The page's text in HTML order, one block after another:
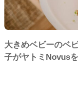
大きめベビーのベ
子がヤトミNovus